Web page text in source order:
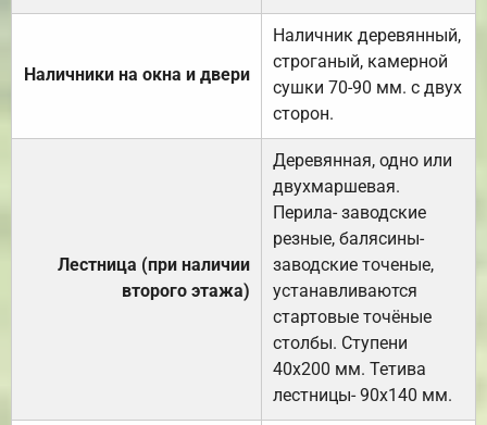
Наличники на окна и двери
Наличник деревянный,
строганый, камерной
сушки 70-90 мм. с двух
сторон.
Лестница (при наличии
второго этажа)
Деревянная, одно или
двухмаршевая.
Перила- заводские
резные, балясины-
заводские точеные,
устанавливаются
стартовые точёные
столбы. Ступени
40х200 мм. Тетива
лестницы- 90х140 мм.